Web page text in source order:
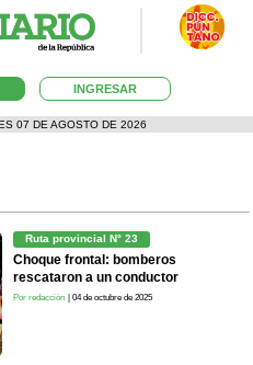
INGRESAR
07 DE AGOSTO DE 2026
Ruta provincial N° 23
Choque frontal: bomberos
rescataron a un conductor
Por redacción | 04 de octubre de 2025